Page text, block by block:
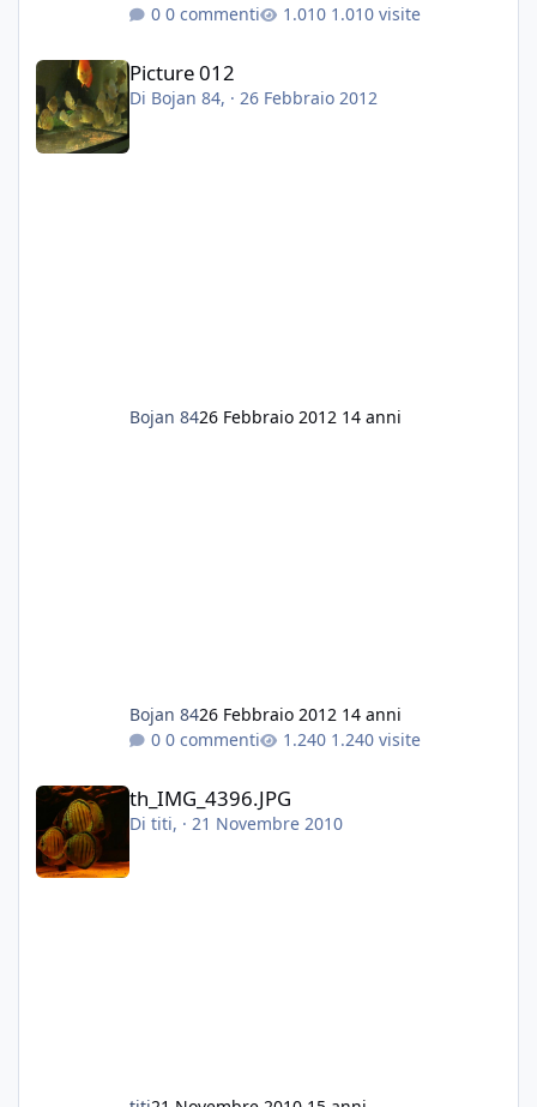
0 commenti
1.010 visite
Picture 012
Picture 012
Di Bojan 84, · 26 Febbraio 2012
Bojan 8426 Febbraio 2012 14 anni
Bojan 8426 Febbraio 2012 14 anni
0 commenti
1.240 visite
th_IMG_4396.JPG
Di titi, · 21 Novembre 2010